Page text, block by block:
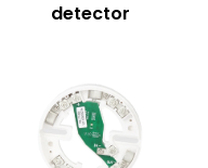
detector